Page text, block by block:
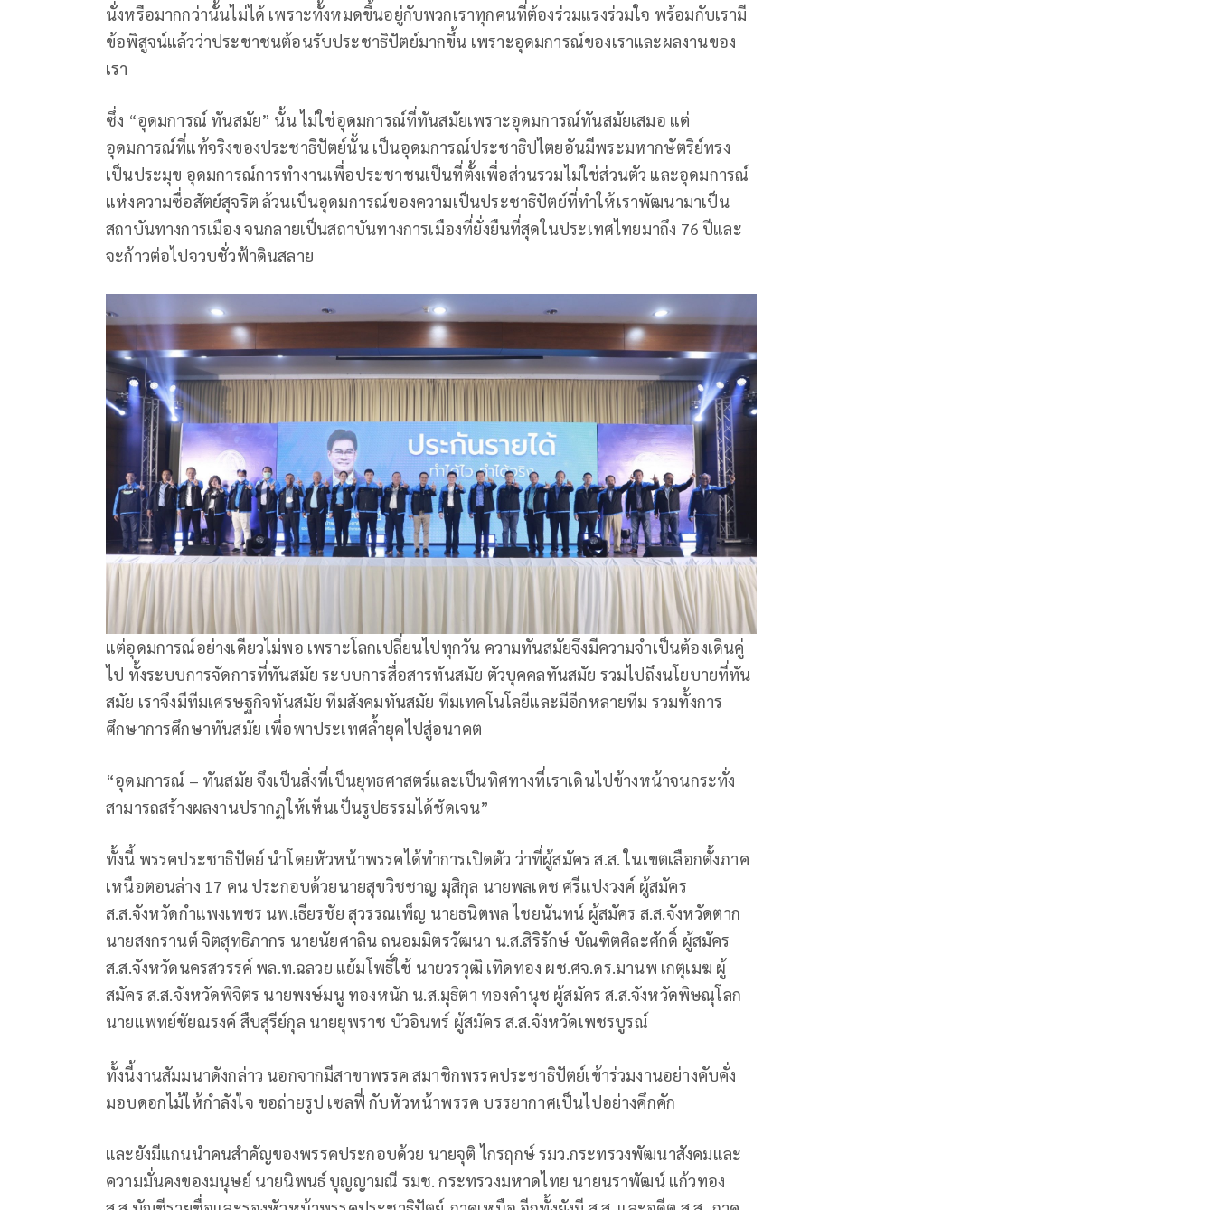
นั่งหรือมากกว่านั้นไม่ได้ เพราะทั้งหมดขึ้นอยู่กับพวกเราทุกคนที่ต้องร่วมแรงร่วมใจ พร้อมกับเรามี
ข้อพิสูจน์แล้วว่าประชาชนต้อนรับประชาธิปัตย์มากขึ้น เพราะอุดมการณ์ของเราและผลงานของ
เรา
ซึ่ง “อุดมการณ์ ทันสมัย” นั้น ไม่ใช่อุดมการณ์ที่ทันสมัยเพราะอุดมการณ์ทันสมัยเสมอ แต่
อุดมการณ์ที่แท้จริงของประชาธิปัตย์นั้น เป็นอุดมการณ์ประชาธิปไตยอันมีพระมหากษัตริย์ทรง
เป็นประมุข อุดมการณ์การทำงานเพื่อประชาชนเป็นที่ตั้งเพื่อส่วนรวมไม่ใช่ส่วนตัว และอุดมการณ์
แห่งความซื่อสัตย์สุจริต ล้วนเป็นอุดมการณ์ของความเป็นประชาธิปัตย์ที่ทำให้เราพัฒนามาเป็น
สถาบันทางการเมือง จนกลายเป็นสถาบันทางการเมืองที่ยั่งยืนที่สุดในประเทศไทยมาถึง 76 ปีและ
จะก้าวต่อไปจวบชั่วฟ้าดินสลาย
แต่อุดมการณ์อย่างเดียวไม่พอ เพราะโลกเปลี่ยนไปทุกวัน ความทันสมัยจึงมีความจำเป็นต้องเดินคู่
ไป ทั้งระบบการจัดการที่ทันสมัย ระบบการสื่อสารทันสมัย ตัวบุคคลทันสมัย รวมไปถึงนโยบายที่ทัน
สมัย เราจึงมีทีมเศรษฐกิจทันสมัย ทีมสังคมทันสมัย ทีมเทคโนโลยีและมีอีกหลายทีม รวมทั้งการ
ศึกษาการศึกษาทันสมัย เพื่อพาประเทศล้ำยุคไปสู่อนาคต
“อุดมการณ์ – ทันสมัย จึงเป็นสิ่งที่เป็นยุทธศาสตร์และเป็นทิศทางที่เราเดินไปข้างหน้าจนกระทั่ง
สามารถสร้างผลงานปรากฏให้เห็นเป็นรูปธรรมได้ชัดเจน”
ทั้งนี้ พรรคประชาธิปัตย์ นำโดยหัวหน้าพรรคได้ทำการเปิดตัว ว่าที่ผู้สมัคร ส.ส. ในเขตเลือกตั้งภาค
เหนือตอนล่าง 17 คน ประกอบด้วยนายสุขวิชชาญ มุสิกุล นายพลเดช ศรีแปงวงค์ ผู้สมัคร
ส.ส.จังหวัดกำแพงเพชร นพ.เธียรชัย สุวรรณเพ็ญ นายธนิตพล ไชยนันทน์ ผู้สมัคร ส.ส.จังหวัดตาก
นายสงกรานต์ จิตสุทธิภากร นายนัยศาลิน ถนอมมิตรวัฒนา น.ส.สิริรักษ์ บัณฑิตศิละศักดิ์ ผู้สมัคร
ส.ส.จังหวัดนครสวรรค์ พล.ท.ฉลวย แย้มโพธิ์ใช้ นายวรวุฒิ เทิดทอง ผช.ศจ.ดร.มานพ เกตุเมฆ ผู้
สมัคร ส.ส.จังหวัดพิจิตร นายพงษ์มนู ทองหนัก น.ส.มุธิตา ทองคำนุช ผู้สมัคร ส.ส.จังหวัดพิษณุโลก
นายแพทย์ชัยณรงค์ สืบสุรีย์กุล นายยุพราช บัวอินทร์ ผู้สมัคร ส.ส.จังหวัดเพชรบูรณ์
ทั้งนี้งานสัมมนาดังกล่าว นอกจากมีสาขาพรรค สมาชิกพรรคประชาธิปัตย์เข้าร่วมงานอย่างคับคั่ง
มอบดอกไม้ให้กำลังใจ ขอถ่ายรูป เซลฟี่ กับหัวหน้าพรรค บรรยากาศเป็นไปอย่างคึกคัก
และยังมีแกนนำคนสำคัญของพรรคประกอบด้วย นายจุติ ไกรฤกษ์ รมว.กระทรวงพัฒนาสังคมและ
ความมั่นคงของมนุษย์ นายนิพนธ์ บุญญามณี รมช. กระทรวงมหาดไทย นายนราพัฒน์ แก้วทอง